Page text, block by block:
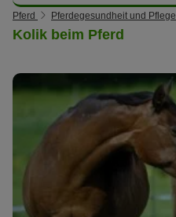
Pferd Pferdegesundheit und Pflege
Kolik beim Pferd